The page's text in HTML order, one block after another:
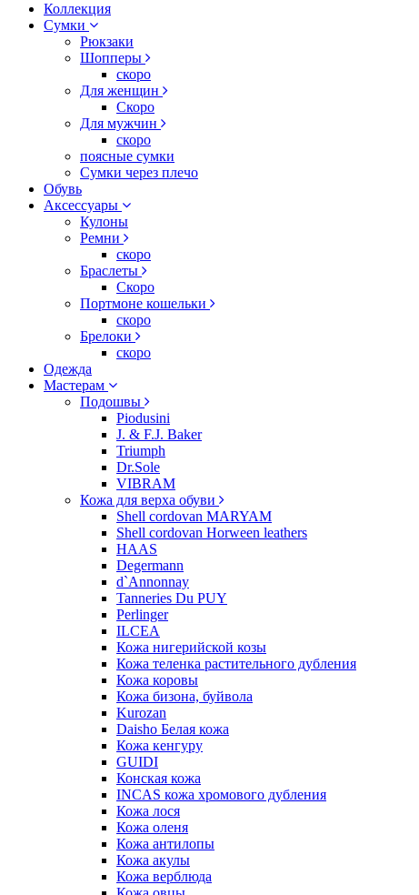
Коллекция
Сумки
Рюкзаки
Шопперы
скоро
Для женщин
Скоро
Для мужчин
скоро
поясные сумки
Сумки через плечо
Обувь
Аксессуары
Кулоны
Ремни
скоро
Браслеты
Скоро
Портмоне кошельки
скоро
Брелоки
скоро
Одежда
Мастерам
Подошвы
Piodusini
J. & F.J. Baker
Triumph
Dr.Sole
VIBRAM
Кожа для верха обуви
Shell cordovan MARYAM
Shell cordovan Horween leathers
HAAS
Degermann
d`Annonnay
Tanneries Du PUY
Perlinger
ILCEA
Кожа нигерийской козы
Кожа теленка растительного дубления
Кожа коровы
Кожа бизона, буйвола
Kurozan
Daisho Белая кожа
Кожа кенгуру
GUIDI
Конская кожа
INCAS кожа хромового дубления
Кожа лося
Кожа оленя
Кожа антилопы
Кожа акулы
Кожа верблюда